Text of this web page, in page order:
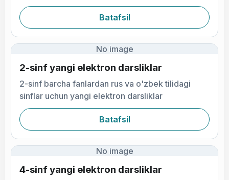
Batafsil
No image
2-sinf yangi elektron darsliklar
2-sinf barcha fanlardan rus va o'zbek tilidagi
sinflar uchun yangi elektron darsliklar
Batafsil
No image
4-sinf yangi elektron darsliklar